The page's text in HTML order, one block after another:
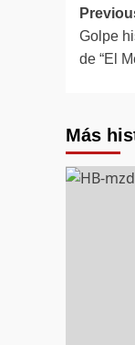
Golpe
de “El
Más